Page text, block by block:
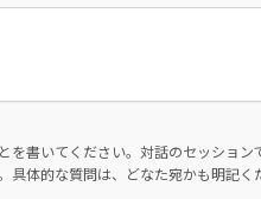
を書いてください。対話のセッショ
具体的な質問は、どなた宛かも明記く